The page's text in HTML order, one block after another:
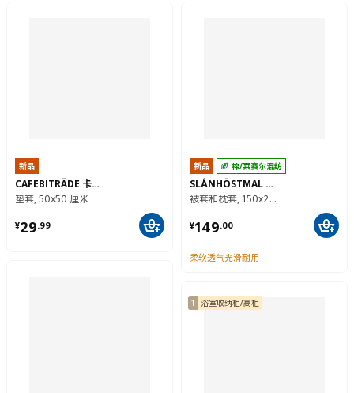
新品
CAFEBITRÄDE 卡菲比加得
垫套, 50x50 厘米
¥29.99
¥ 29.99
新品 棉/莱赛尔混纺
SLÅNHÖSTMAL 斯隆霍冒
被套和枕套, 150x200/50x80 厘米
¥149.00
¥ 149.00
柔软透气光滑耐用
1 浴室收纳柜/高柜